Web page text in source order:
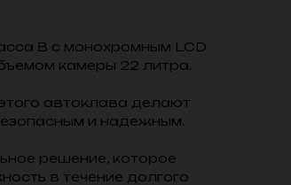
В с монохромным LCD
камеры 22 литра.
автоклава делают
и надежным.
решение, которое
в течение долгого